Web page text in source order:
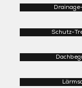
Schutz-